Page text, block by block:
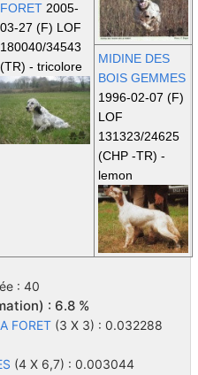
FORET 2005-
03-27 (F) LOF
180040/34543
(TR) - tricolore
MIDINE DES
BOIS GEMMES
1996-02-07 (F)
LOF
131323/24625
(CHP -TR) -
lemon
: 40
: 6.8 %
FORET (3 X 3) : 0.032288
(4 X 6,7) : 0.003044